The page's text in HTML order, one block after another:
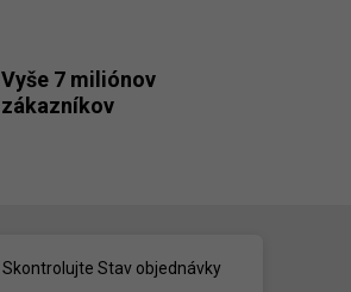
Vyše 7 miliónov
zákazníkov
Skontrolujte Stav objednávky